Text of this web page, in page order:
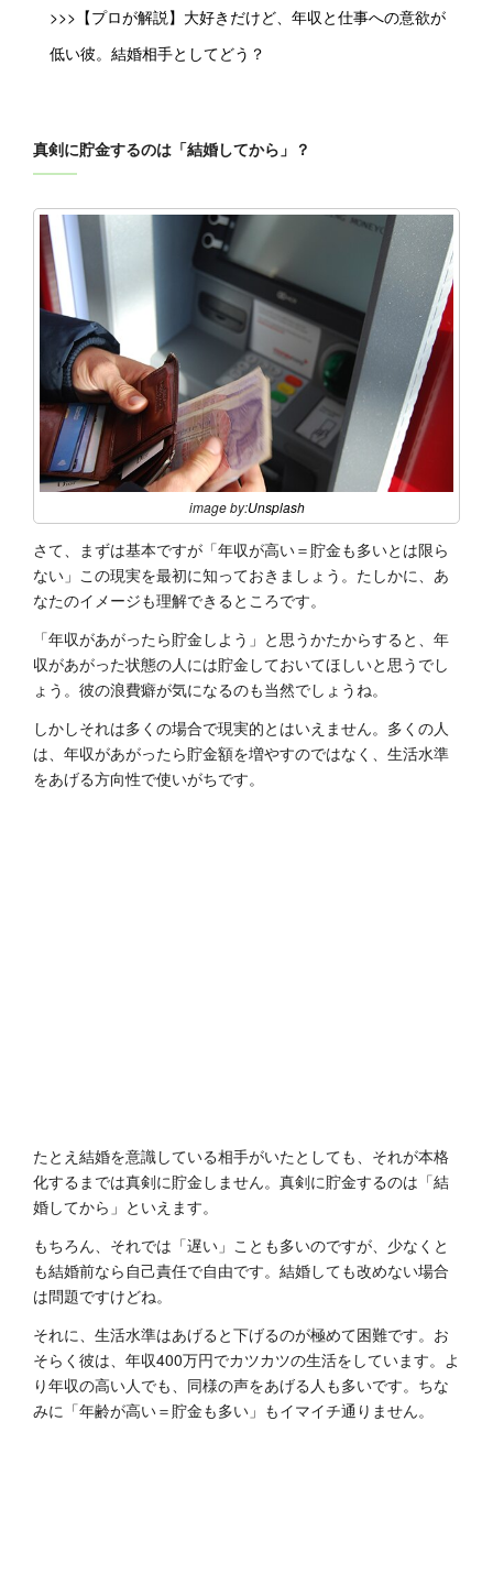
>>>【プロが解説】大好きだけど、年収と仕事への意欲が
低い彼。結婚相手としてどう？
真剣に貯金するのは「結婚してから」？
image by:Unsplash
さて、まずは基本ですが「年収が高い＝貯金も多いとは限ら
ない」この現実を最初に知っておきましょう。たしかに、あ
なたのイメージも理解できるところです。
「年収があがったら貯金しよう」と思うかたからすると、年
収があがった状態の人には貯金しておいてほしいと思うでし
ょう。彼の浪費癖が気になるのも当然でしょうね。
しかしそれは多くの場合で現実的とはいえません。多くの人
は、年収があがったら貯金額を増やすのではなく、生活水準
をあげる方向性で使いがちです。
たとえ結婚を意識している相手がいたとしても、それが本格
化するまでは真剣に貯金しません。真剣に貯金するのは「結
婚してから」といえます。
もちろん、それでは「遅い」ことも多いのですが、少なくと
も結婚前なら自己責任で自由です。結婚しても改めない場合
は問題ですけどね。
それに、生活水準はあげると下げるのが極めて困難です。お
そらく彼は、年収400万円でカツカツの生活をしています。よ
り年収の高い人でも、同様の声をあげる人も多いです。ちな
みに「年齢が高い＝貯金も多い」もイマイチ通りません。